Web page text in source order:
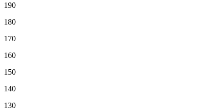
190
180
170
160
150
140
130